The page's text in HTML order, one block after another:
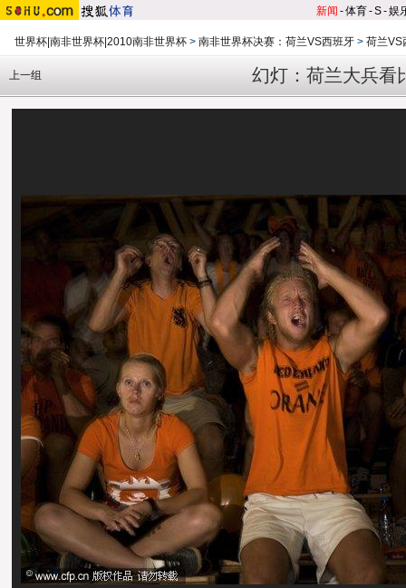
新闻 -体育-S-娱
世界杯|南非世界杯|2010南非世界杯 > 南非世界杯决赛：荷兰VS西班牙 > 荷兰VS
幻灯：荷兰大兵看
上一组